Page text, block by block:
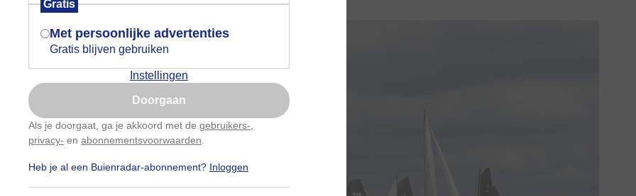
Gratis
Met persoonlijke advertenties
Gratis blijven gebruiken
Instellingen
Doorgaan
Als je doorgaat, ga je akkoord met de gebruikers-
privacy- en abonnementsvoorwaarden
Heb je al een Buienradar-abonnement? Inloggen
gegeven, verschijnt er zo een pop-up uit
je browser waarin deze toestemming
gevraagd wordt.
Is goed, toon de popup
Nu niet, misschien later
Gebruik je Safari en wil je niet elke dag deze pop-up
Klikhierom dit aan te passen